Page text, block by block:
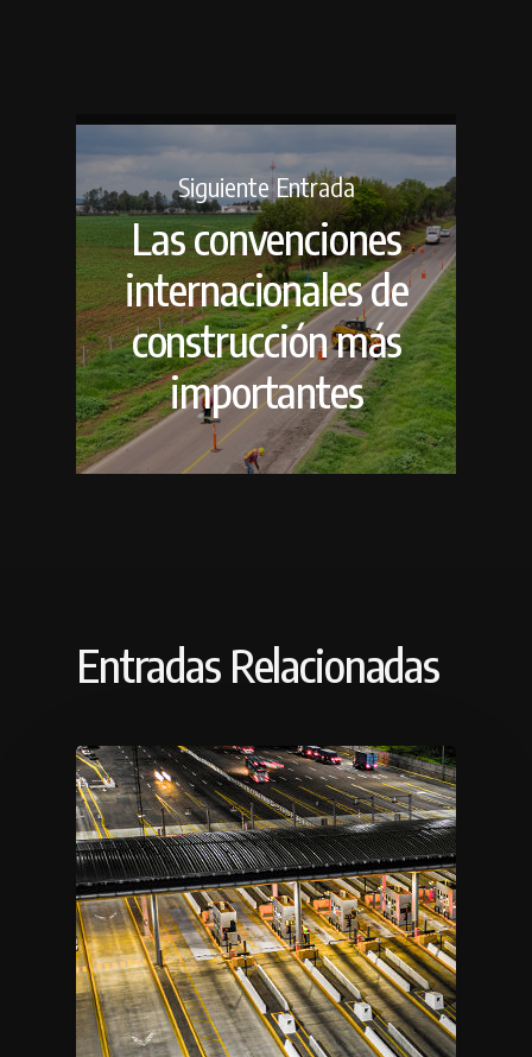
Siguiente Entrada
Las convenciones
internacionales de
construcción más
importantes
Entradas Relacionadas